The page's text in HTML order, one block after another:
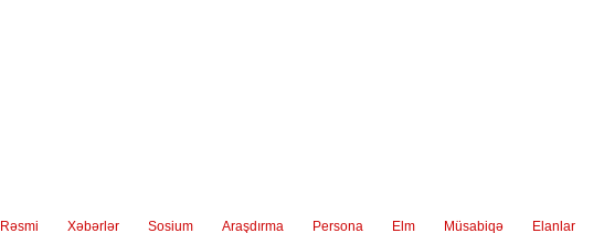
Rəsmi Xəbərlər Sosium Araşdırma Persona Elm Müsabiqə Elanlar